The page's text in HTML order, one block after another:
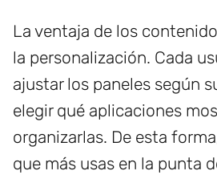
La ventaja de los
la personalización. Cada
ajustar los paneles según
elegir qué aplicaciones
organizarlas. De esta
que más usas en la punta